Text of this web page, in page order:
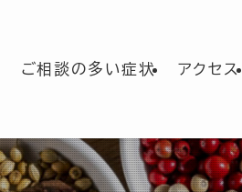
ご相談の多い症状 アクセス